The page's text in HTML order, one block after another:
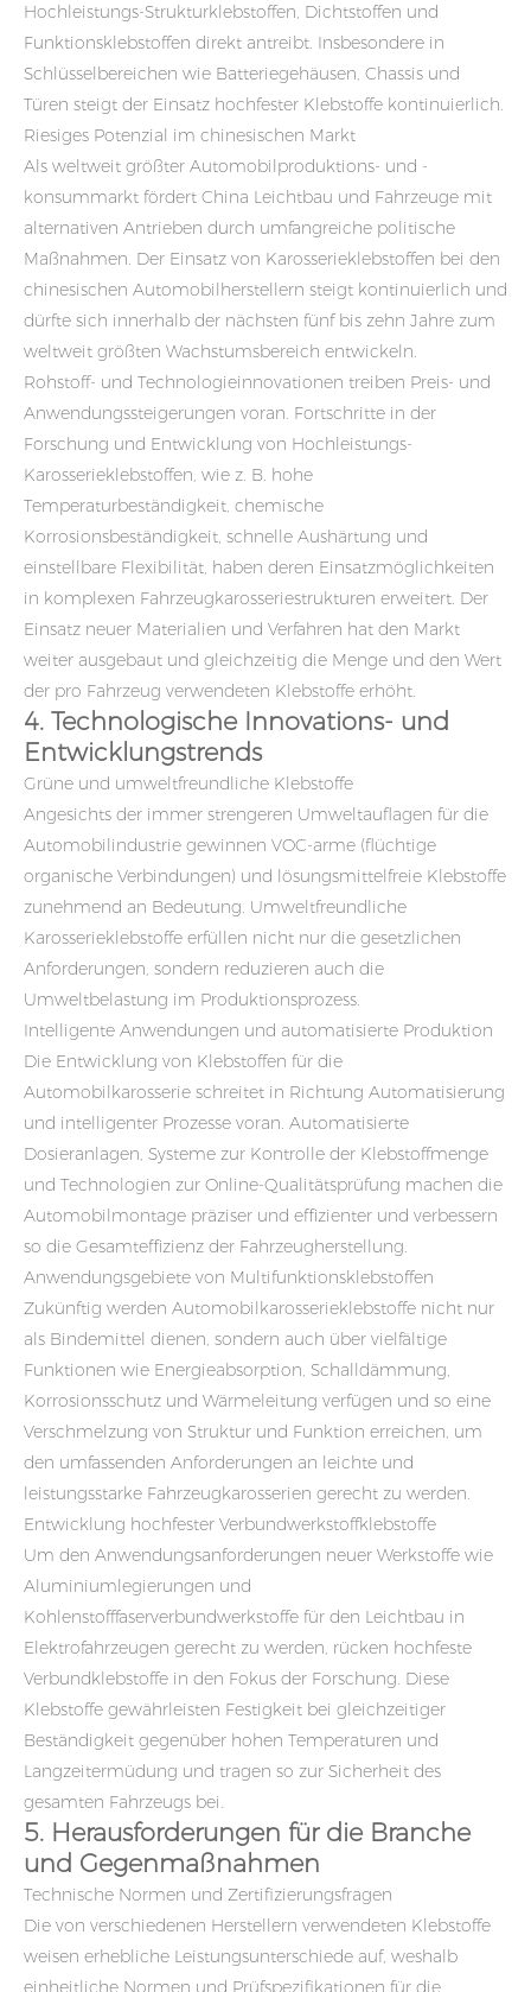
Hochleistungs-Strukturklebstoffen, Dichtstoffen und
Funktionsklebstoffen direkt antreibt. Insbesondere in
Schlüsselbereichen wie Batteriegehäusen, Chassis und
Türen steigt der Einsatz hochfester Klebstoffe kontinuierlich.
Riesiges Potenzial im chinesischen Markt
Als weltweit größter Automobilproduktions- und -
konsummarkt fördert China Leichtbau und Fahrzeuge mit
alternativen Antrieben durch umfangreiche politische
Maßnahmen. Der Einsatz von Karosserieklebstoffen bei den
chinesischen Automobilherstellern steigt kontinuierlich und
dürfte sich innerhalb der nächsten fünf bis zehn Jahre zum
weltweit größten Wachstumsbereich entwickeln.
Rohstoff- und Technologieinnovationen treiben Preis- und
Anwendungssteigerungen voran. Fortschritte in der
Forschung und Entwicklung von Hochleistungs-
Karosserieklebstoffen, wie z. B. hohe
Temperaturbeständigkeit, chemische
Korrosionsbeständigkeit, schnelle Aushärtung und
einstellbare Flexibilität, haben deren Einsatzmöglichkeiten
in komplexen Fahrzeugkarosseriestrukturen erweitert. Der
Einsatz neuer Materialien und Verfahren hat den Markt
weiter ausgebaut und gleichzeitig die Menge und den Wert
der pro Fahrzeug verwendeten Klebstoffe erhöht.
4. Technologische Innovations- und
Entwicklungstrends
Grüne und umweltfreundliche Klebstoffe
Angesichts der immer strengeren Umweltauflagen für die
Automobilindustrie gewinnen VOC-arme (flüchtige
organische Verbindungen) und lösungsmittelfreie Klebstoffe
zunehmend an Bedeutung. Umweltfreundliche
Karosserieklebstoffe erfüllen nicht nur die gesetzlichen
Anforderungen, sondern reduzieren auch die
Umweltbelastung im Produktionsprozess.
Intelligente Anwendungen und automatisierte Produktion
Die Entwicklung von Klebstoffen für die
Automobilkarosserie schreitet in Richtung Automatisierung
und intelligenter Prozesse voran. Automatisierte
Dosieranlagen, Systeme zur Kontrolle der Klebstoffmenge
und Technologien zur Online-Qualitätsprüfung machen die
Automobilmontage präziser und effizienter und verbessern
so die Gesamteffizienz der Fahrzeugherstellung.
Anwendungsgebiete von Multifunktionsklebstoffen
Zukünftig werden Automobilkarosserieklebstoffe nicht nur
als Bindemittel dienen, sondern auch über vielfältige
Funktionen wie Energieabsorption, Schalldämmung,
Korrosionsschutz und Wärmeleitung verfügen und so eine
Verschmelzung von Struktur und Funktion erreichen, um
den umfassenden Anforderungen an leichte und
leistungsstarke Fahrzeugkarosserien gerecht zu werden.
Entwicklung hochfester Verbundwerkstoffklebstoffe
Um den Anwendungsanforderungen neuer Werkstoffe wie
Aluminiumlegierungen und
Kohlenstofffaserverbundwerkstoffe für den Leichtbau in
Elektrofahrzeugen gerecht zu werden, rücken hochfeste
Verbundklebstoffe in den Fokus der Forschung. Diese
Klebstoffe gewährleisten Festigkeit bei gleichzeitiger
Beständigkeit gegenüber hohen Temperaturen und
Langzeitermüdung und tragen so zur Sicherheit des
gesamten Fahrzeugs bei.
5. Herausforderungen für die Branche
und Gegenmaßnahmen
Technische Normen und Zertifizierungsfragen
Die von verschiedenen Herstellern verwendeten Klebstoffe
weisen erhebliche Leistungsunterschiede auf, weshalb
einheitliche Normen und Prüfspezifikationen für die